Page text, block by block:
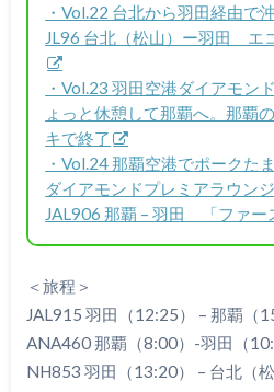
・Vol.22 台北から羽田経由で
JL96 台北（松山）ー羽田 エ
・Vol.23 羽田空港ダイアモン
ょっと休憩して那覇へ。那覇
キで終了
・Vol.24 那覇空港でポークた
ダイアモンドプレミアラウン
JAL906 那覇 – 羽田 「ファー
＜旅程＞
JAL915 羽田（12:25） – 那覇（
ANA460 那覇（8:00）-羽田（
NH853 羽田（13:20） – 台北（